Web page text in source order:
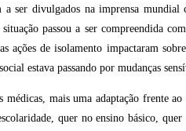
ser divulgados na imprensa
passou a ser compreendida
ações de isolamento impactaram
estava passando por mudanças
mais uma adaptação frente
quer no ensino básico,